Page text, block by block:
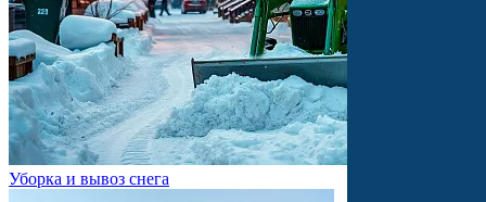
Уборка и вывоз снега